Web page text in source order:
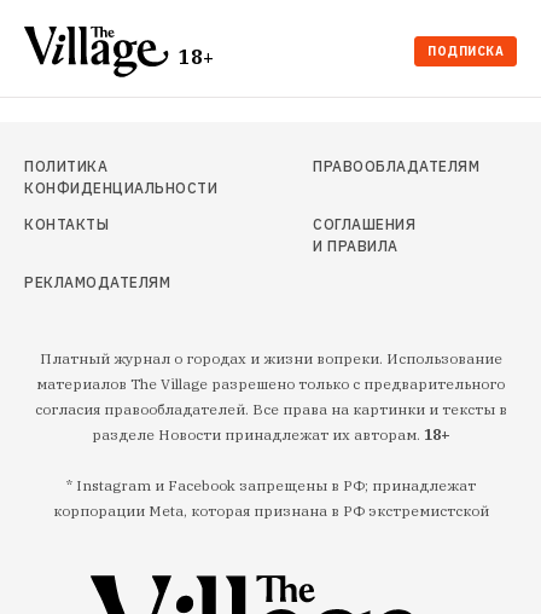
18+ ПОДПИСКА
ПОЛИТИКА
КОНФИДЕНЦИАЛЬНОСТИ
ПРАВООБЛАДАТЕЛЯМ
КОНТАКТЫ
СОГЛАШЕНИЯ
И ПРАВИЛА
РЕКЛАМОДАТЕЛЯМ
Платный журнал о городах и жизни вопреки. Использование
материалов The Village разрешено только с предварительного
согласия правообладателей. Все права на картинки и тексты в
разделе Новости принадлежат их авторам. 18+
* Instagram и Facebook запрещены в РФ; принадлежат
корпорации Meta, которая признана в РФ экстремистской